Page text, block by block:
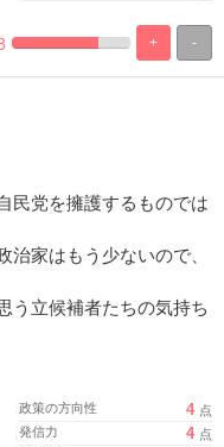
-
+
%
100%
民党を擁護するものでは
治家はもう少ないので、
う立候補者たちの気持ち
政策の方向性 4 点
発信力
4 点